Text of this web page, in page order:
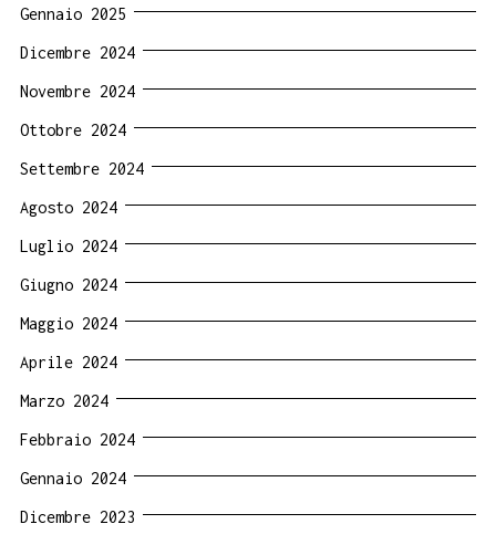
Gennaio 2025
Dicembre 2024
Novembre 2024
Ottobre 2024
Settembre 2024
Agosto 2024
Luglio 2024
Giugno 2024
Maggio 2024
Aprile 2024
Marzo 2024
Febbraio 2024
Gennaio 2024
Dicembre 2023